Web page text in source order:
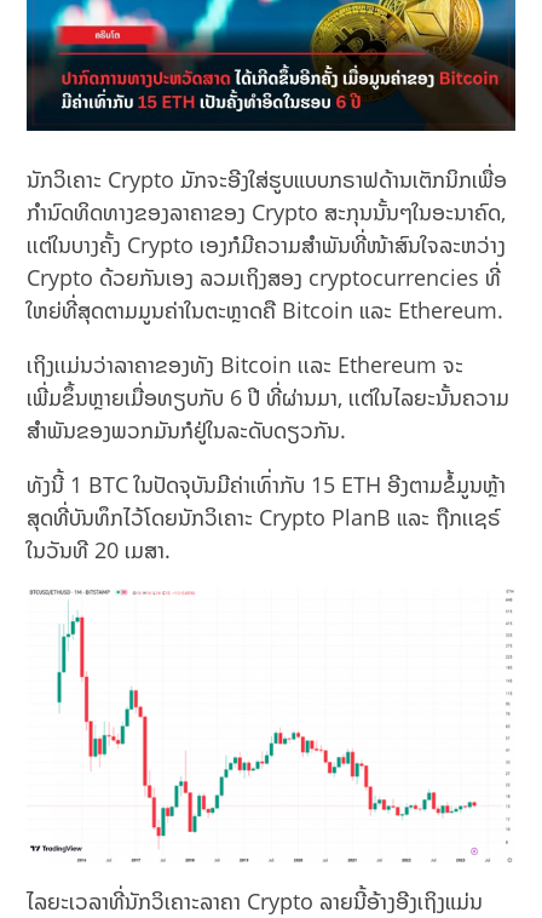
ນັກວິເຄາະ Crypto ມັກຈະອີງໃສ່ຮູບແບບກຣາຟດ້ານເຕັກນິກເພື່ອ
ກໍານົດທິດທາງຂອງລາຄາຂອງ Crypto ສະກຸນນັ້ນໆໃນອະນາຄົດ,
ເເຕ່ໃນບາງຄັ້ງ Crypto ເອງກໍມີຄວາມສຳພັນທີ່ໜ້າສົນໃຈລະຫວ່າງ
Crypto ດ້ວຍກັນເອງ ລວມເຖິງສອງ cryptocurrencies ທີ່
ໃຫຍ່ທີ່ສຸດຕາມມູນຄ່າໃນຕະຫຼາດຄື Bitcoin ແລະ Ethereum.
ເຖິງເເມ່ນວ່າລາຄາຂອງທັງ Bitcoin ເເລະ Ethereum ຈະ
ເພີ່ມຂຶ້ນຫຼາຍເມື່ອທຽບກັບ 6 ປີ ທີ່ຜ່ານມາ, ​ເເຕ່​ໃນ​ໄລຍະ​ນັ້ນ​ຄວາມ​
ສຳພັນ​ຂອງ​ພວກມັນກໍ​ຢູ່​ໃນ​ລະດັບ​ດຽວ​ກັນ​.
ທັງນີ້ 1 BTC ໃນປັດຈຸບັນມີຄ່າເທົ່າກັບ 15 ETH ອີງຕາມຂໍ້ມູນຫຼ້າ
ສຸດທີ່ບັນທຶກໄວ້ໂດຍນັກວິເຄາະ Crypto PlanB ແລະ ຖືກເເຊຣ໌
ໃນວັນທີ 20 ເມສາ.
ໄລຍະເວລາທີ່ນັກວິເຄາະລາຄາ Crypto ລາຍນີ້ອ້າງອີງເຖິງແມ່ນ